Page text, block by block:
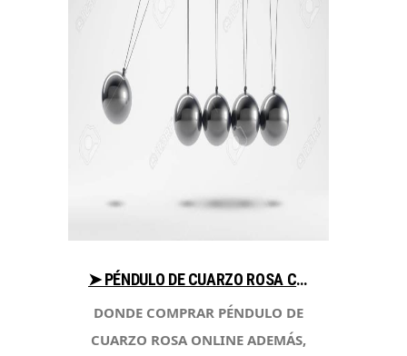
➤ PÉNDULO DE CUARZO ROSA COMPARA PRECIO AL COMPRAR CON LIBRERIAESOTERICA.NET
DONDE COMPRAR PÉNDULO DE
CUARZO ROSA ONLINE ADEMÁS,